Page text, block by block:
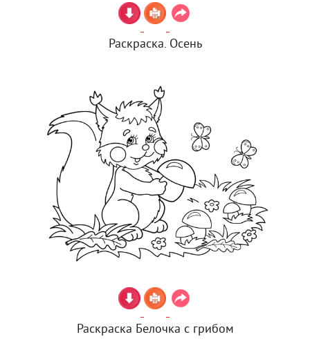
Раскраска. Осень
Раскраска Белочка с грибом